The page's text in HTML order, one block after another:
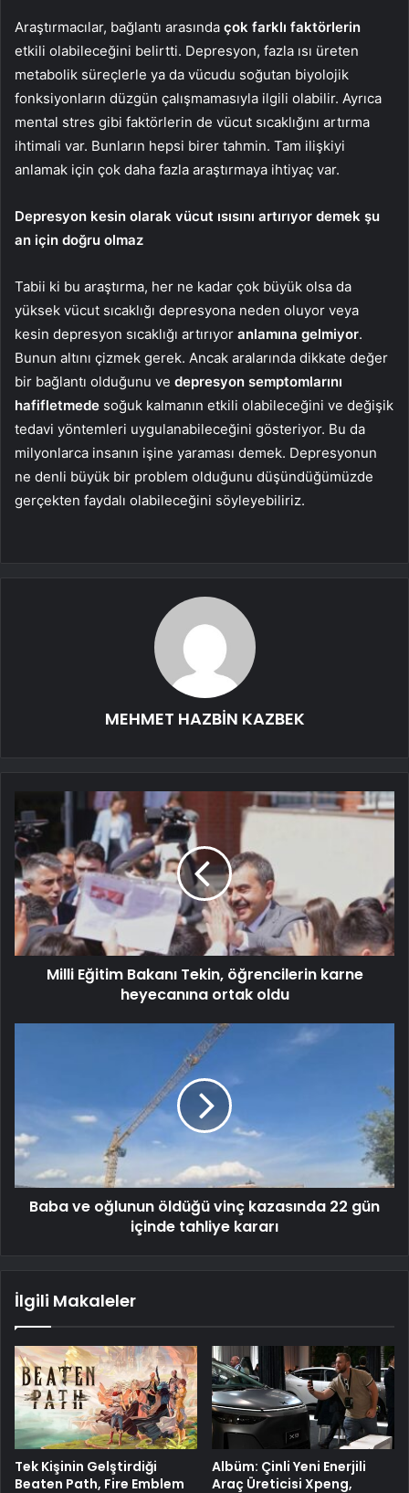
Araştırmacılar, bağlantı arasında çok farklı faktörlerin
etkili olabileceğini belirtti. Depresyon, fazla ısı üreten
metabolik süreçlerle ya da vücudu soğutan biyolojik
fonksiyonların düzgün çalışmamasıyla ilgili olabilir. Ayrıca
mental stres gibi faktörlerin de vücut sıcaklığını artırma
ihtimali var. Bunların hepsi birer tahmin. Tam ilişkiyi
anlamak için çok daha fazla araştırmaya ihtiyaç var.
Depresyon kesin olarak vücut ısısını artırıyor demek şu
an için doğru olmaz
Tabii ki bu araştırma, her ne kadar çok büyük olsa da
yüksek vücut sıcaklığı depresyona neden oluyor veya
kesin depresyon sıcaklığı artırıyor anlamına gelmiyor.
Bunun altını çizmek gerek. Ancak aralarında dikkate değer
bir bağlantı olduğunu ve depresyon semptomlarını
hafifletmede soğuk kalmanın etkili olabileceğini ve değişik
tedavi yöntemleri uygulanabileceğini gösteriyor. Bu da
milyonlarca insanın işine yaraması demek. Depresyonun
ne denli büyük bir problem olduğunu düşündüğümüzde
gerçekten faydalı olabileceğini söyleyebiliriz.
MEHMET HAZBİN KAZBEK
Milli Eğitim Bakanı Tekin, öğrencilerin karne
heyecanına ortak oldu
Baba ve oğlunun öldüğü vinç kazasında 22 gün
içinde tahliye kararı
İlgili Makaleler
Tek Kişinin Gelştirdiği
Beaten Path, Fire Emblem
Albüm: Çinli Yeni Enerjili
Araç Üreticisi Xpeng,